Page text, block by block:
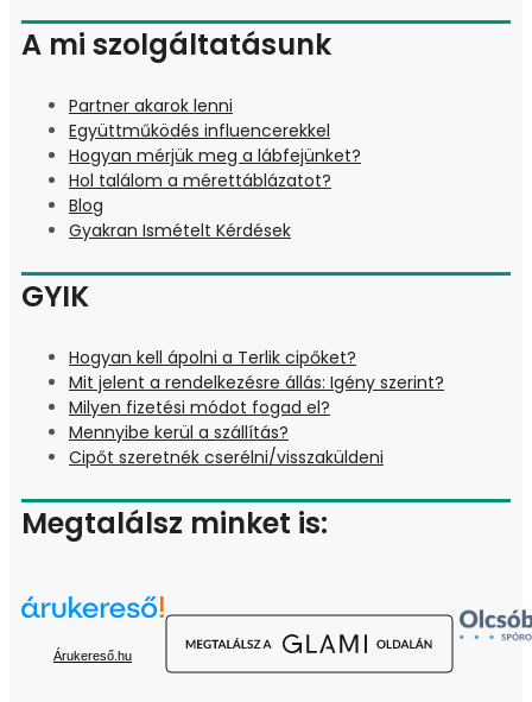
A mi szolgáltatásunk
Partner akarok lenni
Együttműködés influencerekkel
Hogyan mérjük meg a lábfejünket?
Hol találom a mérettáblázatot?
Blog
Gyakran Ismételt Kérdések
GYIK
Hogyan kell ápolni a Terlik cipőket?
Mit jelent a rendelkezésre állás: Igény szerint?
Milyen fizetési módot fogad el?
Mennyibe kerül a szállítás?
Cipőt szeretnék cserélni/visszaküldeni
Megtalálsz minket is:
Árukereső.hu